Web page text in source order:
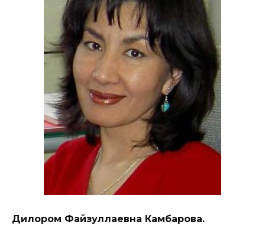
Дилором Файзуллаевна Камбарова.